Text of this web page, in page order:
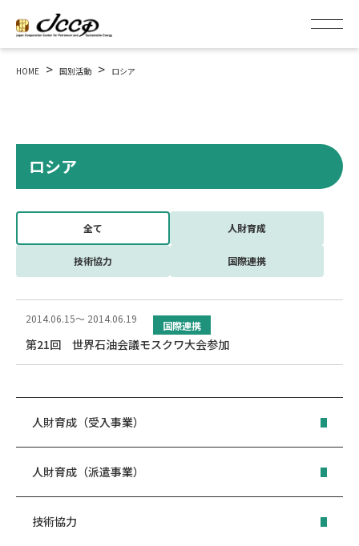
HOME > 国別活動 > ロシア
ロシア
全て 人財育成
技術協力 国際連携
2014.06.15～ 2014.06.19 国際連携
第21回 世界石油会議モスクワ大会参加
人財育成（受入事業）
人財育成（派遣事業）
技術協力